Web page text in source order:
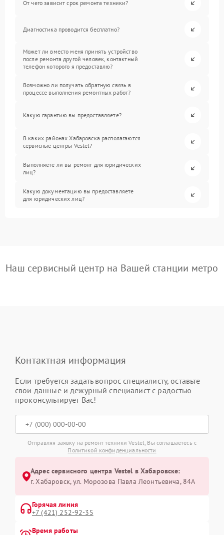
От чего зависит срок ремонта техники?
Диагностика проводится бесплатно?
Может ли вместо меня принять устройство
после ремонта другой человек, контактный
телефон которого я предоставлю?
Возможно ли получать обратную связь в
процессе выполнения ремонтных работ?
Какую гарантию вы предоставляете?
В каких районах Хабаровска располагаются
сервисные центры Vestel?
Выполняете ли вы ремонт для юридических
лиц?
Какую документацию вы предоставляете
для юридических лиц?
Наш сервисный центр на Вашей станции метро
Контактная информация
Если требуется задать вопрос специалисту, оставьте
свои данные и дежурный специалист с радостью
проконсультирует Вас!
Отправляя заявку на ремонт техники Vestel, Вы соглашаетесь с
Политикой конфиденциальности
Адрес сервисного центра Vestel в Хабаровске:
г. Хабаровск, ул. Морозова Павла Леонтьевича, 84А
Горячая линия
+7 (421) 252-92-35
Время работы